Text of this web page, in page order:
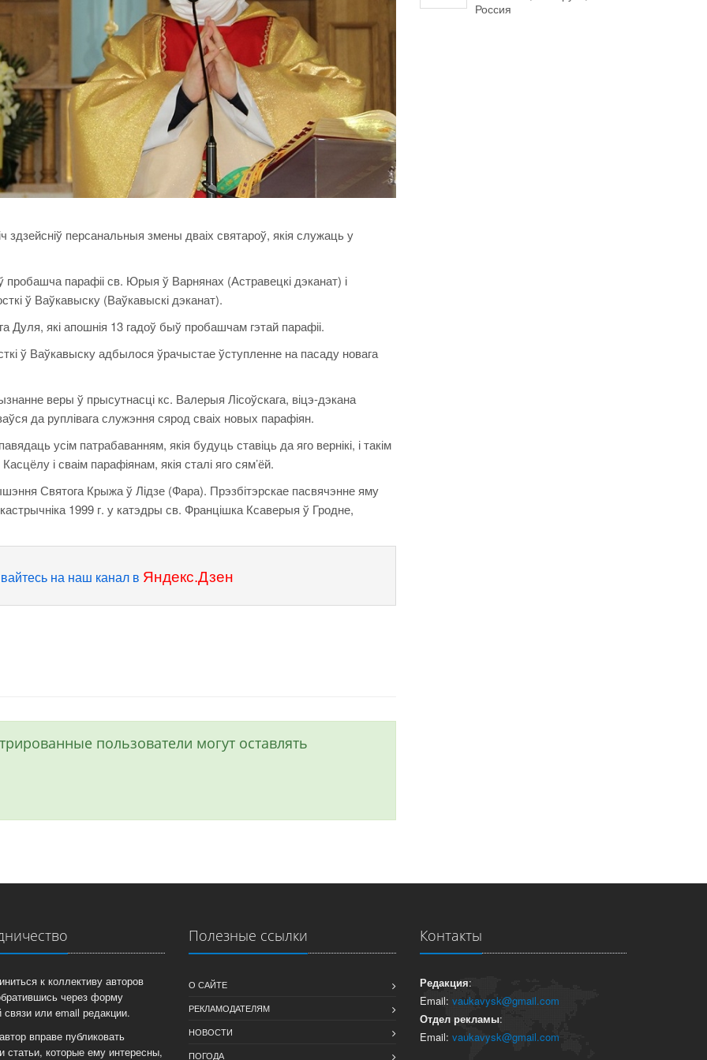
здзейсніў персанальныя змены дваіх святароў, якія служаць у
парафіі св. Юрыя ў Варнянах (Астравецкі дэканат) і
ў Ваўкавыску (Ваўкавыскі дэканат).
Дуля, які апошнія 13 гадоў быў пробашчам гэтай парафіі.
ў Ваўкавыску адбылося ўрачыстае ўступленне на пасаду новага
веры ў прысутнасці кс. Валерыя Лісоўскага, віцэ-дэкана
да руплівага служэння сярод сваіх новых парафіян.
усім патрабаванням, якія будуць ставіць да яго вернікі, і такім
і сваім парафіянам, якія сталі яго сям’ёй.
Святога Крыжа ў Лідзе (Фара). Прэзбітэрскае пасвячэнне яму
1999 г. у катэдры св. Францішка Ксаверыя ў Гродне,
на наш канал в Яндекс.Дзен
пользователи могут оставлять
Россия
к коллективу авторов
через форму
связи или email редакции.
вправе публиковать
статьи, которые ему интересны,
Полезные ссылки
О САЙТЕ
РЕКЛАМОДАТЕЛЯМ
НОВОСТИ
ПОГОДА
Контакты
Редакция:
Email: vaukavysk@gmail.com
Отдел рекламы:
Email: vaukavysk@gmail.com